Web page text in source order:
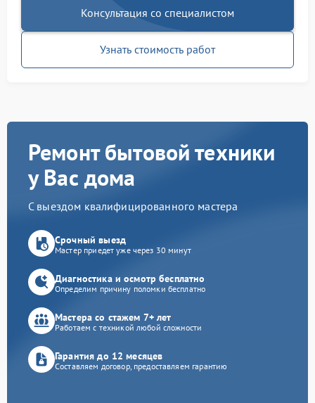
Консультация со специалистом
Узнать стоимость работ
Ремонт бытовой техники
у Вас дома
С выездом квалифицированного мастера
Срочный выезд
Мастер приедет уже через 30 минут
Диагностика и осмотр бесплатно
Определим причину поломки бесплатно
Мастера со стажем 7+ лет
Работаем с техникой любой сложности
Гарантия до 12 месяцев
Составляем договор, предоставляем гарантию